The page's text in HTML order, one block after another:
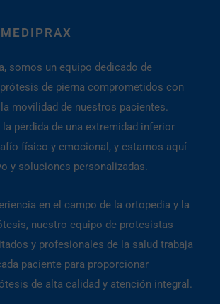
somos un equipo dedicado de
de pierna comprometidos con
movilidad de nuestros pacientes.
pérdida de una extremidad inferior
físico y emocional, y estamos aquí
y soluciones personalizadas.
en el campo de la ortopedia y la
nuestro equipo de protesistas
y profesionales de la salud trabaja
paciente para proporcionar
de alta calidad y atención integral.